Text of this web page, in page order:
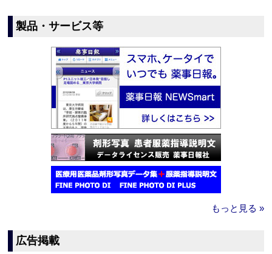
製品・サービス等
もっと見る »
広告掲載